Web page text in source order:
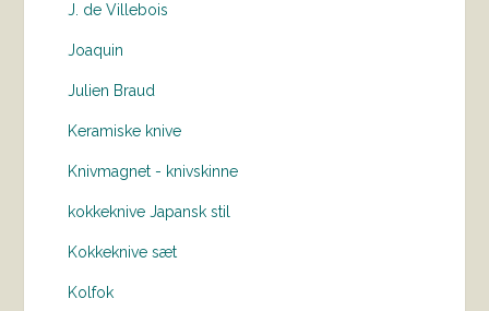
J. de Villebois
Joaquin
Julien Braud
Keramiske knive
Knivmagnet - knivskinne
kokkeknive Japansk stil
Kokkeknive sæt
Kolfok